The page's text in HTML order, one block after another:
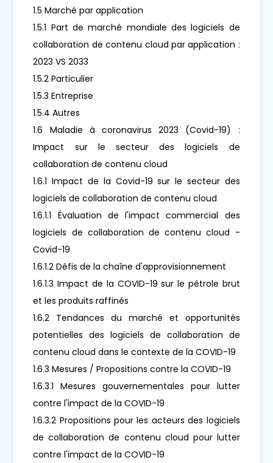
1.5 Marché par application
1.5.1 Part de marché mondiale des logiciels de
collaboration de contenu cloud par application :
2023 VS 2033
1.5.2 Particulier
1.5.3 Entreprise
1.5.4 Autres
1.6 Maladie à coronavirus 2023 (Covid-19) :
Impact sur le secteur des logiciels de
collaboration de contenu cloud
1.6.1 Impact de la Covid-19 sur le secteur des
logiciels de collaboration de contenu cloud
1.6.1.1 Évaluation de l'impact commercial des
logiciels de collaboration de contenu cloud -
Covid-19
1.6.1.2 Défis de la chaîne d'approvisionnement
1.6.1.3 Impact de la COVID-19 sur le pétrole brut
et les produits raffinés
1.6.2 Tendances du marché et opportunités
potentielles des logiciels de collaboration de
contenu cloud dans le contexte de la COVID-19
1.6.3 Mesures / Propositions contre la COVID-19
1.6.3.1 Mesures gouvernementales pour lutter
contre l'impact de la COVID-19
1.6.3.2 Propositions pour les acteurs des logiciels
de collaboration de contenu cloud pour lutter
contre l'impact de la COVID-19